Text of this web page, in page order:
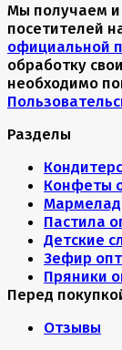
Мы получаем
посетителей
официальной
обработку
необходимо
Разделы
Конфеты
Пастила
Детские
Зефир
Пряники
Перед
Отзывы